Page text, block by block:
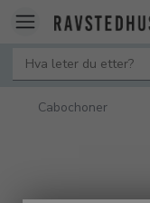
Cabochoner